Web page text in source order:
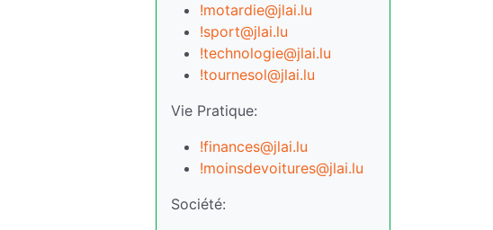
!motardie@jlai.lu
!sport@jlai.lu
!technologie@jlai.lu
!tournesol@jlai.lu
Vie Pratique:
!finances@jlai.lu
!moinsdevoitures@jlai.lu
Société: